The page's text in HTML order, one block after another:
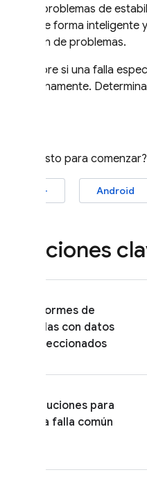
de los problemas de
fallas de forma
solución de problemas.
Descubre si una falla
repentinamente.
¿Todo listo para
iOS+ Android
Funciones
Informes de
fallas con datos
seleccionados
Soluciones para
una falla común